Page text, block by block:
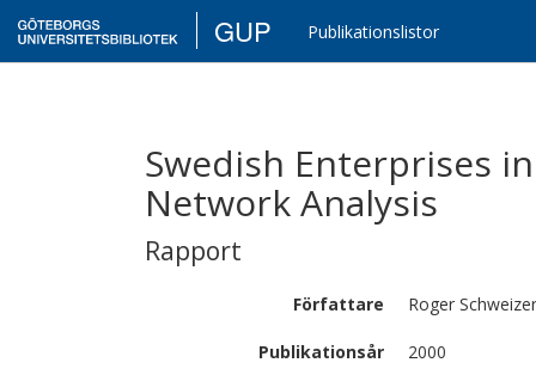
GUP Publikationslistor
Swedish Enterprises
Network Analysis
Rapport
Författare Roger Schweizer
Publikationsår
2000